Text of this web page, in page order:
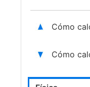
Cómo
Cómo